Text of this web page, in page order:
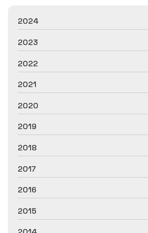
2024
2023
2022
2021
2020
2019
2018
2017
2016
2015